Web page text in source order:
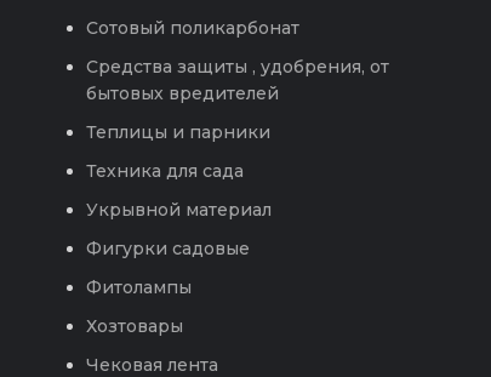
Сотовый поликарбонат
Средства защиты , удобрения, от
бытовых вредителей
Теплицы и парники
Техника для сада
Укрывной материал
Фигурки садовые
Фитолампы
Хозтовары
Чековая лента